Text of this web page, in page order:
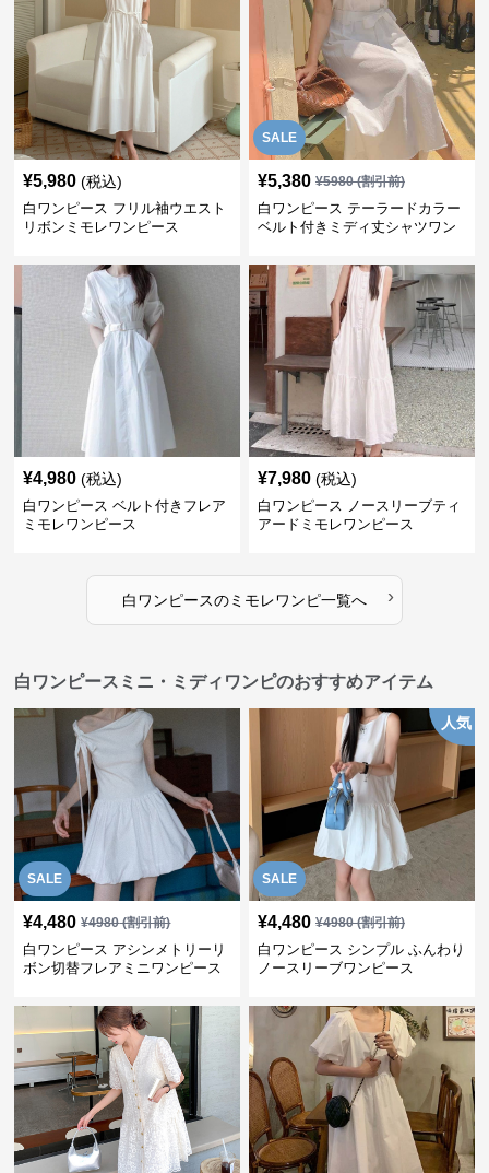
¥5,980 (税込)
白ワンピース フリル袖ウエスト
リボンミモレワンピース
SALE
¥5,380 ¥5980(割引前)
白ワンピース テーラードカラー
ベルト付きミディ丈シャツワン
¥4,980 (税込)
白ワンピース ベルト付きフレア
ミモレワンピース
¥7,980 (税込)
白ワンピース ノースリーブティ
アードミモレワンピース
白ワンピースのミモレワンピ一覧へ ›
白ワンピースミニ・ミディワンピのおすすめアイテム
SALE
¥4,480 ¥4980(割引前)
白ワンピース アシンメトリーリ
ボン切替フレアミニワンピース
SALE
人気
¥4,480 ¥4980(割引前)
白ワンピース シンプル ふんわり
ノースリーブワンピース